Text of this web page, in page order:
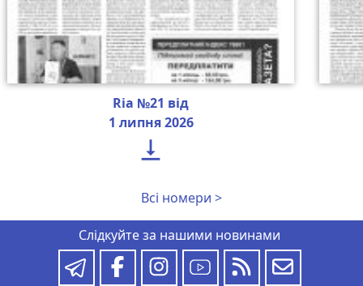
Ria №21 від
1 липня 2026

Всі номери >
Слідкуйте за нашими новинами